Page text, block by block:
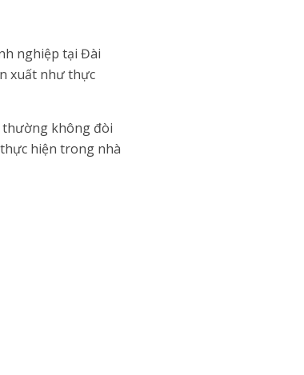
nghiệp tại Đài
xuất như thực
thường không đòi
hiện trong nhà